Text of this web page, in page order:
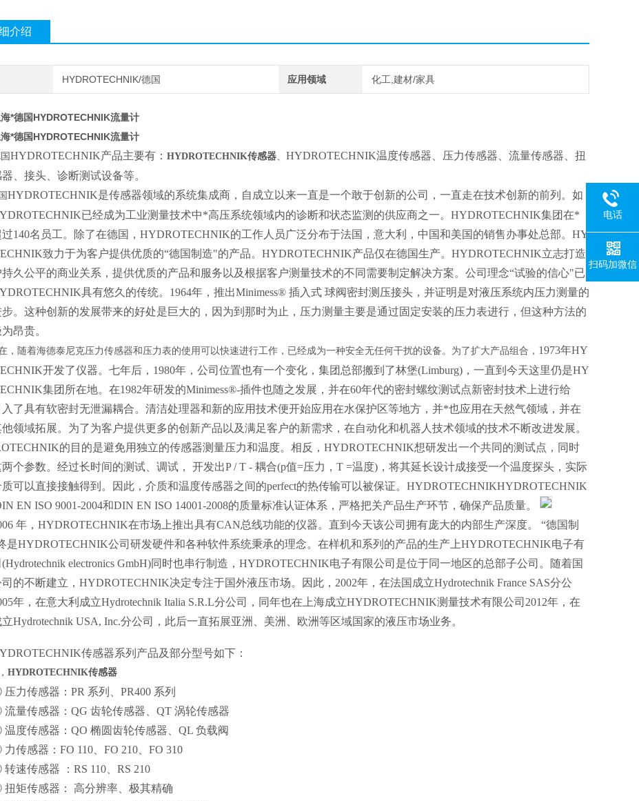
介绍
HYDROTECHNIK/德国 应用领域 化工,建材/家具
海*德国HYDROTECHNIK流量计
海*德国HYDROTECHNIK流量计
HYDROTECHNIK产品主要有： HYDROTECHNIK传感器、 HYDROTECHNIK温度传感器、压力传感器、流量传感器、扭
、接头、诊断测试设备等。
HYDROTECHNIK是传感器领域的系统集成商，自成立以来一直是一个敢于创新的公司，一直走在技术创新的前列。如
已经成为工业测量技术中*高压系统领域内的诊断和状态监测的供应商之一。HYDROTECHNIK集团在*
140名员工。除了在德国，HYDROTECHNIK的工作人员广泛分布于法国，意大利，中国和美国的销售办事处总部。HY
致力于为客户提供优质的“德国制造"的产品。HYDROTECHNIK产品仅在德国生产。HYDROTECHNIK立志打造
久公平的商业关系，提供优质的产品和服务以及根据客户测量技术的不同需要制定解决方案。公司理念“试验的信心"已
具有悠久的传统。1964年，推出Minimess® 插入式 球阀密封测压接头，并证明是对液压系统内压力测量的
。这种创新的发展带来的好处是巨大的，因为到那时为止，压力测量主要是通过固定安装的压力表进行，但这种方法的
昂贵。
随着海德泰尼克压力传感器和压力表的使用可以快速进行工作，已经成为一种安全无任何干扰的设备。为了扩大产品组合， 1973年HY
开发了仪器。七年后，1980年，公司位置也有一个变化，集团总部搬到了林堡(Limburg)，一直到今天这里仍是HY
集团所在地。在1982年研发的Minimess®-插件也随之发展，并在60年代的密封螺纹测试点新密封技术上进行给
了具有软密封无泄漏耦合。清洁处理器和新的应用技术便开始应用在水保护区等地方，并*也应用在天然气领域，并在
领域拓展。为了为客户提供更多的创新产品以及满足客户的新需求，在自动化和机器人技术领域的技术不断改进发展。
的目的是避免用独立的传感器测量压力和温度。相反，HYDROTECHNIK想研发出一个共同的测试点，同时
个参数。经过长时间的测试、调试， 开发出P / T - 耦合(p值=压力，T =温度)，将其延长设计成接受一个温度探头，实际
质可以直接接触得到。因此，介质和温度传感器之间的perfect的热传输可以被保证。HYDROTECHNIKHYDROTECHNIK
EN ISO 9001-2004和DIN EN ISO 14001-2008的质量标准认证体系，严格把关产品生产环节，确保产品质量。
年，HYDROTECHNIK在市场上推出具有CAN总线功能的仪器。直到今天该公司拥有庞大的内部生产深度。 “德国制
是HYDROTECHNIK公司研发硬件和各种软件系统秉承的理念。在样机和系列的产品的生产上HYDROTECHNIK电子有
(Hydrotechnik electronics GmbH)同时也串行制造，HYDROTECHNIK电子有限公司是位于同一地区的总部子公司。随着国
的不断建立，HYDROTECHNIK决定专注于国外液压市场。因此，2002年，在法国成立Hydrotechnik France SAS分公
年，在意大利成立Hydrotechnik Italia S.R.L分公司，同年也在上海成立HYDROTECHNIK测量技术有限公司2012年，在
Hydrotechnik USA, Inc.分公司，此后一直拓展亚洲、美洲、欧洲等区域国家的液压市场业务。
传感器系列产品及部分型号如下：
HYDROTECHNIK传感器
传感器：PR 系列、PR400 系列
传感器：QG 齿轮传感器、QT 涡轮传感器
传感器：QO 椭圆齿轮传感器、QL 负载阀
感器：FO 110、FO 210、FO 310
传感器 ：RS 110、RS 210
传感器： 高分辨率、极其精确
电话
扫码加微信